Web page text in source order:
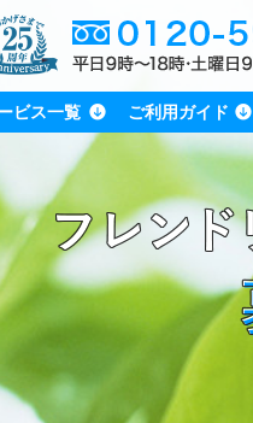
ビス一覧 ご利用ガイド